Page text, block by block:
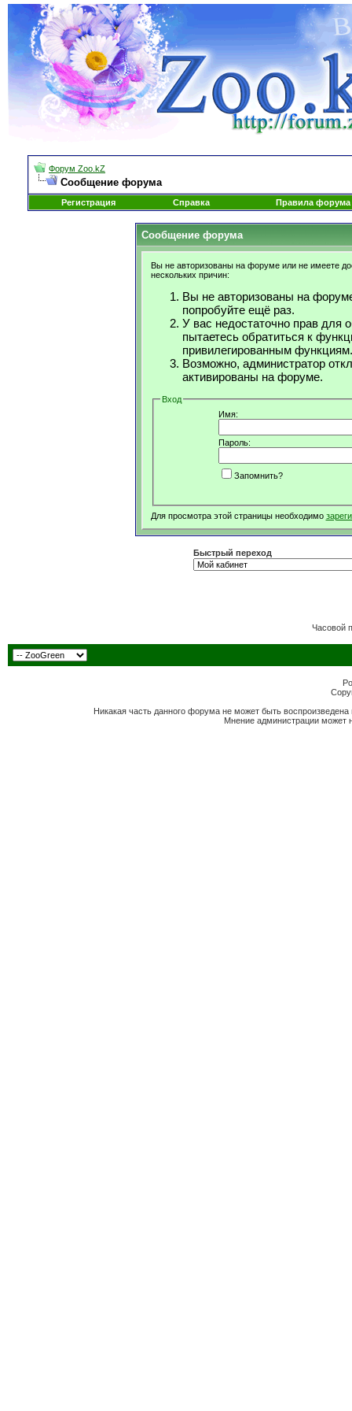
Форум Zoo.kZ
Сообщение форума
Регистрация Справка Правила форума
Сообщение форума
Вы не авторизованы на форуме или не имеете
нескольких причин:
Вы не авторизованы на
попробуйте ещё раз.
У вас недостаточно прав для
пытаетесь обратиться к
привилегированным функциям.
Возможно, администратор
активированы на форуме.
Вход
Имя:
Пароль:
Запомнить?
Для просмотра этой страницы необходимо
Быстрый переход
Часовой
Никакая часть данного форума не может быть
Мнение администрации может